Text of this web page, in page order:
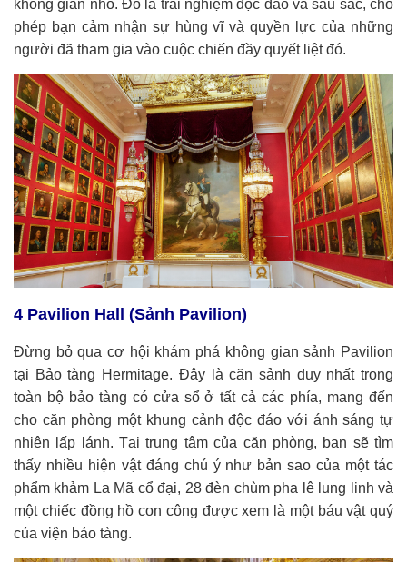
không gian nhỏ. Đó là trải nghiệm độc đáo và sâu sắc, cho
phép bạn cảm nhận sự hùng vĩ và quyền lực của những
người đã tham gia vào cuộc chiến đầy quyết liệt đó.
4 Pavilion Hall (Sảnh Pavilion)
Đừng bỏ qua cơ hội khám phá không gian sảnh Pavilion
tại Bảo tàng Hermitage. Đây là căn sảnh duy nhất trong
toàn bộ bảo tàng có cửa sổ ở tất cả các phía, mang đến
cho căn phòng một khung cảnh độc đáo với ánh sáng tự
nhiên lấp lánh. Tại trung tâm của căn phòng, bạn sẽ tìm
thấy nhiều hiện vật đáng chú ý như bản sao của một tác
phẩm khảm La Mã cổ đại, 28 đèn chùm pha lê lung linh và
một chiếc đồng hồ con công được xem là một báu vật quý
của viện bảo tàng.